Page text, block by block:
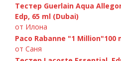
Тестер Guerlain Aqua
Edp, 65 ml (Dubai)
от Илона
Paco Rabanne "1
от Саня